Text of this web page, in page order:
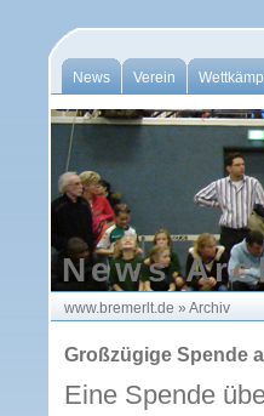
News Verein
News
www.bremerlt.de » Archiv
Großzügige Spende
Eine Spende